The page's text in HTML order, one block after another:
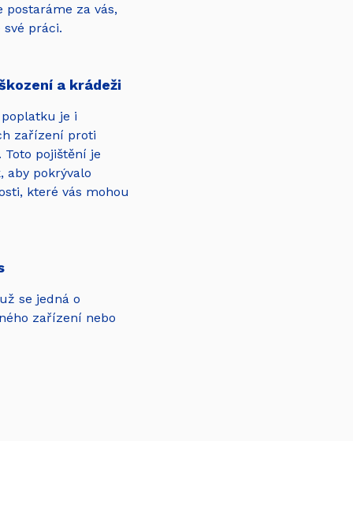
postaráme za vás,
práci.
a krádeži
je i
zařízení proti
Toto pojištění je
aby pokrývalo
které vás mohou
se jedná o
zařízení nebo